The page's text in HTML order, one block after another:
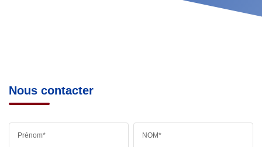
Nous contacter
Prénom* NOM*